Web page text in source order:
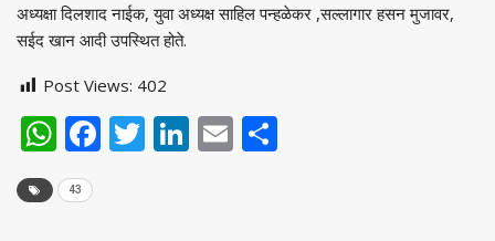
अध्यक्षा दिलशाद नाईक, युवा अध्यक्ष साहिल पन्हळेकर ,सल्लागार हसन मुजावर,
सईद खान आदी उपस्थित होते.
Post Views: 402
WhatsApp
Facebook
Twitter
LinkedIn
Email
43